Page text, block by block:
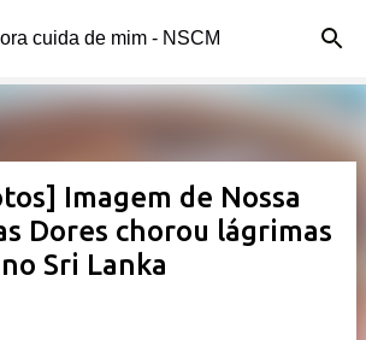
para o conteúdo principal
cuida de mim - NSCM
Imagem de Nossa
Dores chorou lágrimas
Sri Lanka